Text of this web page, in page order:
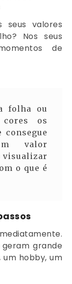
seus valores
Nos seus
de
folha ou
os
consegue
valor
visualizar
o que é
geram grande
um hobby, um